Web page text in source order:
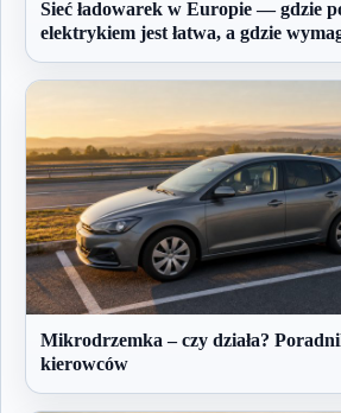
Sieć ładowarek w Europie — gdzie
elektrykiem jest łatwa, a gdzie
Mikrodrzemka – czy działa?
kierowców